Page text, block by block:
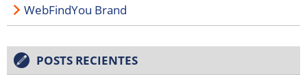
WebFindYou Brand
POSTS RECIENTES